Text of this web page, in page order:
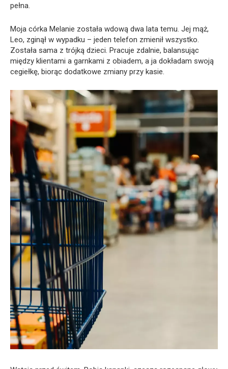
pełna.
Moja córka Melanie została wdową dwa lata temu. Jej mąż,
Leo, zginął w wypadku – jeden telefon zmienił wszystko.
Została sama z trójką dzieci. Pracuje zdalnie, balansując
między klientami a garnkami z obiadem, a ja dokładam swoją
cegiełkę, biorąc dodatkowe zmiany przy kasie.